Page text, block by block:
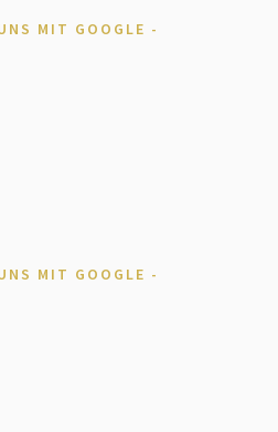
MIT GOOGLE
MIT GOOGLE